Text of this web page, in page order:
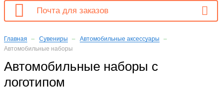
 Почта для заказов
Главная Сувениры
Автомобильные аксессуары
Автомобильные наборы
Автомобильные наборы с
логотипом